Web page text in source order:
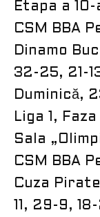
Etapa a
CSM BBA
Dinamo
32-25, 21-
Duminică,
Liga 1,
Sala
CSM BBA
Cuza
11, 29-9, 18-